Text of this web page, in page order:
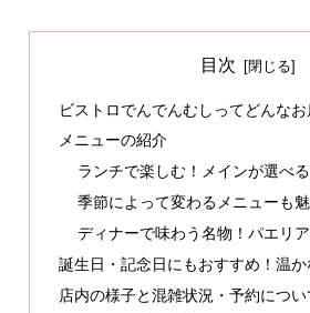
目次
ビストロでんでんむしってどんなお
メニューの紹介
ランチで楽しむ！メインが選べ
季節によって変わるメニューも
ディナーで味わう名物！パエリ
誕生日・記念日にもおすすめ！温か
店内の様子と混雑状況・予約につい